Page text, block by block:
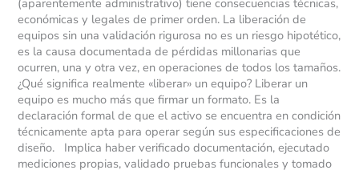
económicas y legales de primer orden. La liberación de
equipos sin una validación rigurosa no es un riesgo hipotético,
es la causa documentada de pérdidas millonarias que
ocurren, una y otra vez, en operaciones de todos los tamaños.
¿Qué significa realmente «liberar» un equipo? Liberar un
equipo es mucho más que firmar un formato. Es la
declaración formal de que el activo se encuentra en condición
técnicamente apta para operar según sus especificaciones de
diseño. Implica haber verificado documentación, ejecutado
mediciones propias, validado pruebas funcionales y tomado
caro
del
mantenimiento